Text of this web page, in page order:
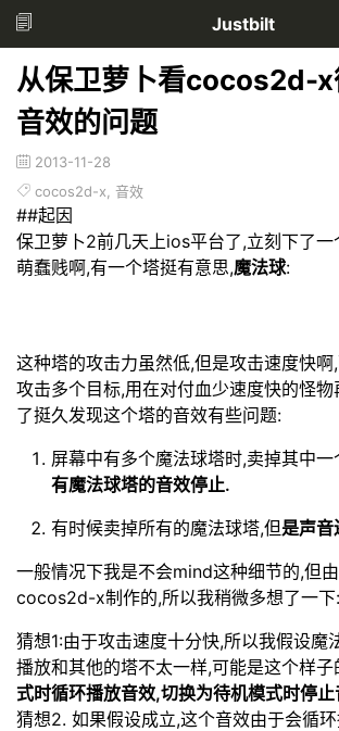
Justbilt
从保卫萝卜看cocos2d-x
音效的问题
2013-11-28
cocos2d-x 音效
##起因
保卫萝卜2前几天上ios平台了,立刻下了一
萌蠢贱啊,有一个塔挺有意思,魔法球:
这种塔的攻击力虽然低,但是攻击速度快
攻击多个目标,用在对付血少速度快的怪
了挺久发现这个塔的音效有些问题:
屏幕中有多个魔法球塔时,卖掉其中
有魔法球塔的音效停止.
有时候卖掉所有的魔法球塔,但是声音
一般情况下我是不会mind这种细节的,但
cocos2d-x制作的,所以我稍微多想了一下:
猜想1:由于攻击速度十分快,所以我假设魔
播放和其他的塔不太一样,可能是这个样子
式时循环播放音效,切换为待机模式时停止
猜想2. 如果假设成立,这个音效由于会循